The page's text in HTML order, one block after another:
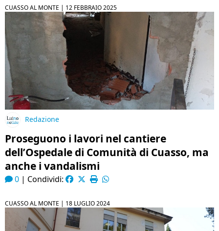
CUASSO AL MONTE | 12 FEBBRAIO 2025
Redazione
Proseguono i lavori nel cantiere
dell’Ospedale di Comunità di Cuasso, ma
anche i vandalismi
0 | Condividi:
CUASSO AL MONTE | 18 LUGLIO 2024